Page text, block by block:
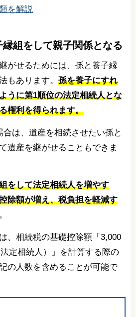
を解説
組をして親子関係となる
がせるためには、孫と養子縁
もあります。 孫を養子にすれ
うに第1順位の法定相続人とな
権利を得られます。
は、遺産を相続させたい孫と
遺産を継がせることもできま
をして法定相続人を増やす
除額が増え、税負担を軽減す
、相続税の基礎控除額「3,000
定相続人）」を計算する際の
の人数を含めることが可能で